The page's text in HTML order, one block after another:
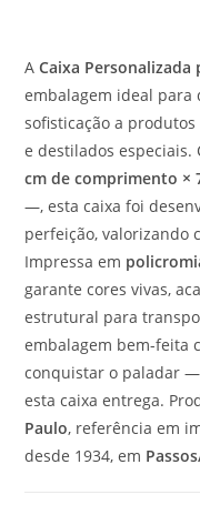
ACaixa Personalizada
embalagem ideal para
sofisticação a
e destilados
cm de comprimento ×
—, esta caixa foi
perfeição, valorizando
Impressa em
garante cores vivas,
estrutural para
embalagem bem-feita
conquistar o paladar
esta caixa entrega.
Paulo, referência em
desde 1934, em